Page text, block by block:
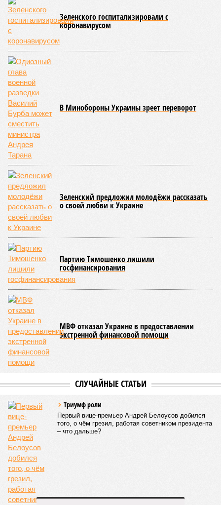
РассказСтивена Кинга
последствия очередного апокалипсиса, искусственно
вызванного группой биологов, называется «Конец всей
этой мерзости». В реальной жизни участия пытливых
исследователей в организации конца света может не
понадобиться: природа сама разберётся, как и где
уменьшить масштабы человеческой популяции.
(фото: en.wikipedia.org)
Да, наша любимая маленькая планета может быть
полноценная жизнь, но Земля также регулярно пытается
эту жизнь уничтожить. Так уж вышло, что внутренние
процессы на планете включают в себя всевозможные
геологические, метеорологические и физические явления,
смертельны. И вот несколько тому примеров.
Все стихии сразу
Около 100 лет назад в Поднебесной приключилось то, что
у нас назвали бы тридцатью тремя несчастьями. Страну
последовательно поразили: многолетняя засуха, страшный
паводок, невероятные ливни. Несколько миллионов
человек не пережили этот разгул стихий. Вот что тогда
приключилось.
Зима 1931 года выдалась в Китае чрезвычайно
продолжительной и суровой. Снега образовалось огромное
количество – казалось бы, хороший знак после периода
великой суши, продолжавшегося с 1928-го. Но всё
обратилось катастрофой. Снег растаял, устремился в реки,
начался небывалый паводок, быстро обернувшийся
только усугубили. К июню всё это преобразовалось в
сразу девятью циклонами. Последствия оказались
невообразимыми: наводнение погребло под собой
территорию в 180 тыс. квадратных километров, что равно
по площади Карелии, шести Курским или Калужским
областям, десятку Чуваший.
В общем, недаром события 1931-го находятся на первом
месте в списке самых смертоносных стихийных бедствий,
когда-либо происходивших на планете. Число
пострадавших в тот год достигло 53 млн человек, число
погибших, по некоторым оценкам, составило 4 миллиона.